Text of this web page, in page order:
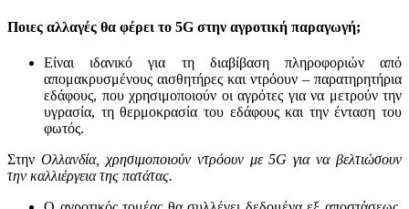
Ποιες αλλαγές θα φέρει το 5G στην αγροτική παραγωγή;
Είναι ιδανικό για τη διαβίβαση πληροφοριών από
απομακρυσμένους αισθητήρες και ντρόουν – παρατηρητήρια
εδάφους, που χρησιμοποιούν οι αγρότες για να μετρούν την
υγρασία, τη θερμοκρασία του εδάφους και την ένταση του
φωτός.
Στην Ολλανδία, χρησιμοποιούν ντρόουν με5G για να βελτιώσουν
την καλλιέργεια της πατάτας.